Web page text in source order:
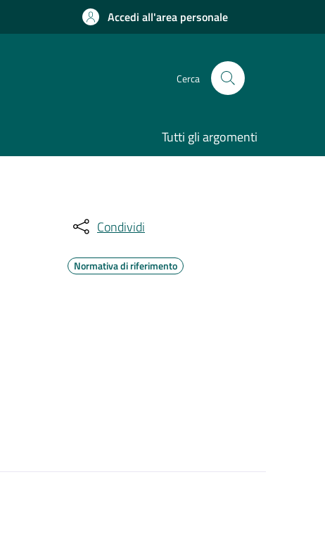
Accedi all'area personale
Cerca
Tutti gli argomenti
Condividi
Normativa di riferimento